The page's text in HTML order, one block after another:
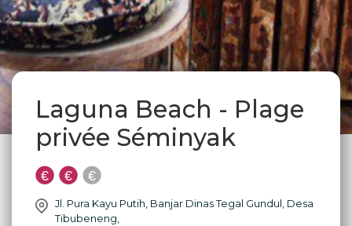
Laguna Beach - Plage
privée Séminyak
Jl. Pura Kayu Putih, Banjar Dinas Tegal Gundul, Desa
Tibubeneng,